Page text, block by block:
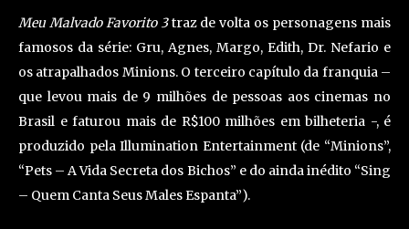
Meu Malvado Favorito 3traz de volta os personagens mais
famosos da série: Gru, Agnes, Margo, Edith, Dr. Nefario e
os atrapalhados Minions. O terceiro capítulo da franquia –
que levou mais de 9 milhões de pessoas aos cinemas no
Brasil e faturou mais de R$100 milhões em bilheteria -, é
produzido pela Illumination Entertainment (de “Minions”,
“Pets – A Vida Secreta dos Bichos” e do ainda inédito “Sing
– Quem Canta Seus Males Espanta”).